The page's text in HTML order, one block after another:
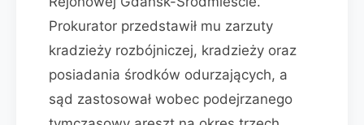
Prokurator przedstawił mu zarzuty
kradzieży rozbójniczej, kradzieży oraz
posiadania środków odurzających, a
sąd zastosował wobec podejrzanego